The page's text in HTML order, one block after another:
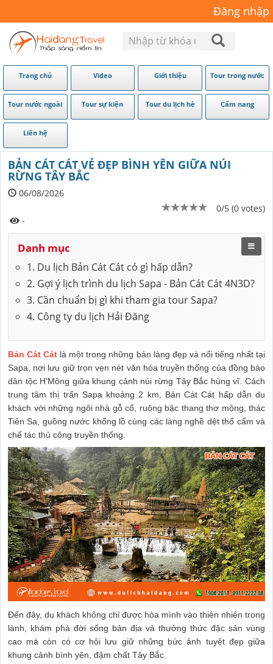
Đăng nhập
Trang chủ Video Giới thiệu Tour trong nước
Tour nước ngoài Tour sự kiện Tour du lịch hè Cẩm nang
Liên hệ
BẢN CÁT CÁT VẺ ĐẸP BÌNH YÊN GIỮA NÚI
RỪNG TÂY BẮC
06/08/2026
0/5 (0 votes)
-
Danh mục
1. Du lịch Bản Cát Cát có gì hấp dẫn?
2. Gợi ý lịch trình du lịch Sapa - Bản Cát Cát 4N3D?
3. Cần chuẩn bị gì khi tham gia tour Sapa?
4. Công ty du lịch Hải Đăng
Bản Cát Cát là một trong những bản làng đẹp và nổi tiếng nhất tại
Sapa, nơi lưu giữ trọn vẹn nét văn hóa truyền thống của đồng bào
dân tộc H'Mông giữa khung cảnh núi rừng Tây Bắc hùng vĩ. Cách
trung tâm thị trấn Sapa khoảng 2 km, Bản Cát Cát hấp dẫn du
khách với những ngôi nhà gỗ cổ, ruộng bậc thang thơ mộng, thác
Tiên Sa, guồng nước khổng lồ cùng các làng nghề dệt thổ cẩm và
chế tác thủ công truyền thống.
Đến đây, du khách không chỉ được hòa mình vào thiên nhiên trong
lành, khám phá đời sống bản địa và thưởng thức đặc sản vùng
cao mà còn có cơ hội lưu giữ những bức ảnh tuyệt đẹp giữa
khung cảnh bình yên, đậm chất Tây Bắc.